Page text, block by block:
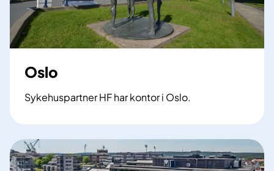
Oslo
Sykehuspartner HF har kontor i Oslo.
s
l
o